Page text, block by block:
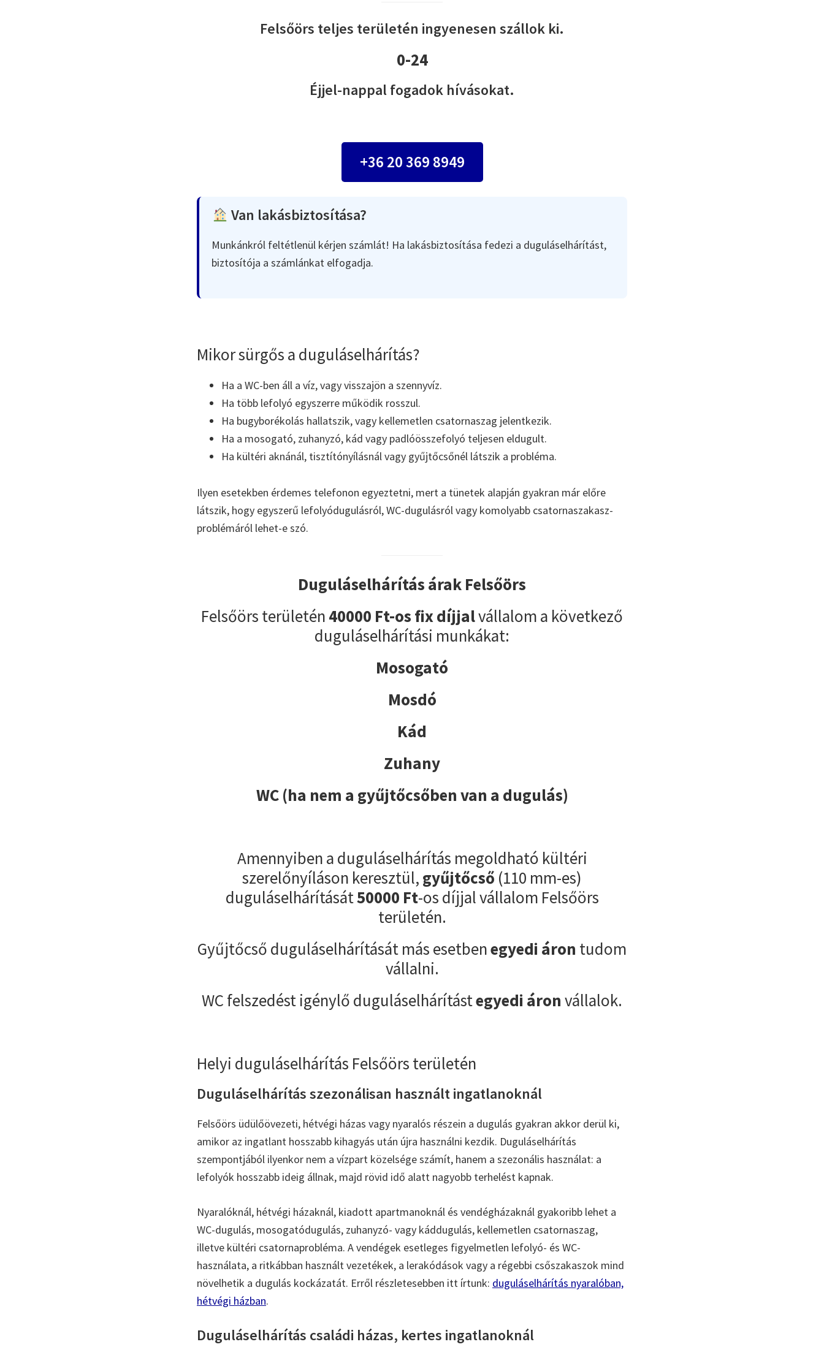
Felsőörs teljes területén ingyenesen szállok ki.
0-24
Éjjel-nappal fogadok hívásokat.
+36 20 369 8949
Van lakásbiztosítása?
Munkánkról feltétlenül kérjen számlát! Ha lakásbiztosítása fedezi a duguláselhárítást,
biztosítója a számlánkat elfogadja.
Mikor sürgős a duguláselhárítás?
Ha a WC-ben áll a víz, vagy visszajön a szennyvíz.
Ha több lefolyó egyszerre működik rosszul.
Ha bugyborékolás hallatszik, vagy kellemetlen csatornaszag jelentkezik.
Ha a mosogató, zuhanyzó, kád vagy padlóösszefolyó teljesen eldugult.
Ha kültéri aknánál, tisztítónyílásnál vagy gyűjtőcsőnél látszik a probléma.
Ilyen esetekben érdemes telefonon egyeztetni, mert a tünetek alapján gyakran már előre
látszik, hogy egyszerű lefolyódugulásról, WC-dugulásról vagy komolyabb csatornaszakasz-
problémáról lehet-e szó.
Duguláselhárítás árak Felsőörs
Felsőörs területén 40000 Ft-os fix díjjalvállalom a következő
duguláselhárítási munkákat:
Mosogató
Mosdó
Kád
Zuhany
WC (ha nem a gyűjtőcsőben van a dugulás)
Amennyiben a duguláselhárítás megoldható kültéri
szerelőnyíláson keresztül, gyűjtőcső (110 mm-es)
duguláselhárítását50000 Ft-os díjjal vállalom Felsőörs
területén.
Gyűjtőcső duguláselhárítását más esetbenegyedi áron tudom
vállalni.
WC felszedést igénylő duguláselhárítástegyedi áron vállalok.
Helyi duguláselhárítás Felsőörs területén
Duguláselhárítás szezonálisan használt ingatlanoknál
Felsőörs üdülőövezeti, hétvégi házas vagy nyaralós részein a dugulás gyakran akkor derül ki,
amikor az ingatlant hosszabb kihagyás után újra használni kezdik. Duguláselhárítás
szempontjából ilyenkor nem a vízpart közelsége számít, hanem a szezonális használat: a
lefolyók hosszabb ideig állnak, majd rövid idő alatt nagyobb terhelést kapnak.
Nyaralóknál, hétvégi házaknál, kiadott apartmanoknál és vendégházaknál gyakoribb lehet a
WC-dugulás, mosogatódugulás, zuhanyzó- vagy káddugulás, kellemetlen csatornaszag,
illetve kültéri csatornaprobléma. A vendégek esetleges figyelmetlen lefolyó- és WC-
használata, a ritkábban használt vezetékek, a lerakódások vagy a régebbi csőszakaszok mind
növelhetik a dugulás kockázatát. Erről részletesebben itt írtunk: duguláselhárítás nyaralóban,
hétvégi házban.
Duguláselhárítás családi házas, kertes ingatlanoknál